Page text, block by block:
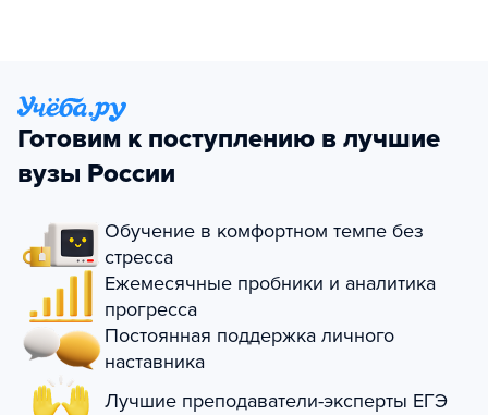
Готовим к поступлению в лучшие
вузы России
Обучение в комфортном темпе без
стресса
Ежемесячные пробники и аналитика
прогресса
Постоянная поддержка личного
наставника
Лучшие преподаватели-эксперты ЕГЭ